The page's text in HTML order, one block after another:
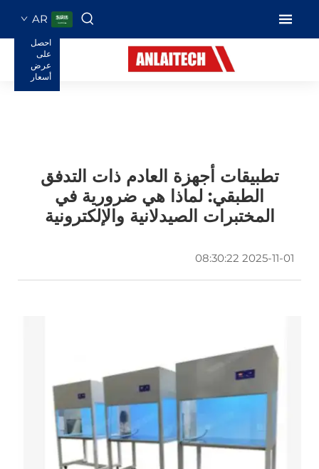
AR
احصل
على
عرض
أسعار
تطبيقات أجهزة العادم ذات التدفق
الطبقي: لماذا هي ضرورية في
المختبرات الصيدلانية والإلكترونية
2025-11-01 08:30:22